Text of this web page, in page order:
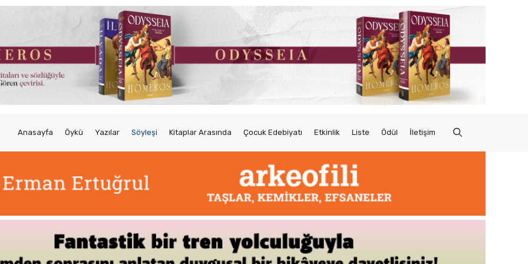
Anasayfa Öykü Yazılar Söyleşi Kitaplar Arasında Çocuk Edebiyatı Etkinlik Liste Ödül İletişim